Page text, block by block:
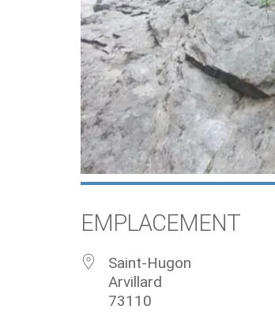
EMPLACEMENT
Saint-Hugon
Arvillard
73110